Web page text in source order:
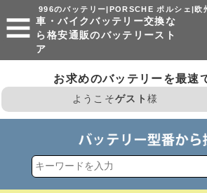
996のバッテリー|PORSCHE ポルシェ|欧
車・バイクバッテリー交換な
ら格安通販のバッテリースト
ア
お求めのバッテリーを最速
ようこそゲスト様